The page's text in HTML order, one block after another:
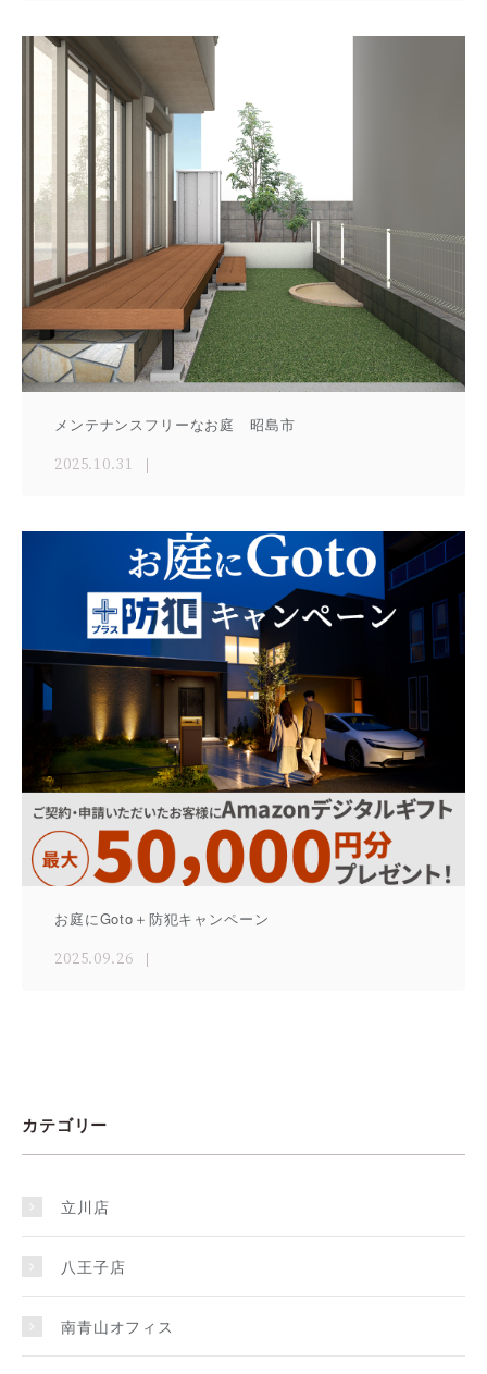
メンテナンスフリーなお庭 昭島市
2025.10.31
お庭にGoto＋防犯キャンペーン
2025.09.26
カテゴリー
立川店
八王子店
南青山オフィス